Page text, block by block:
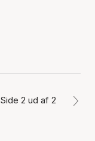
Side 2 ud af 2